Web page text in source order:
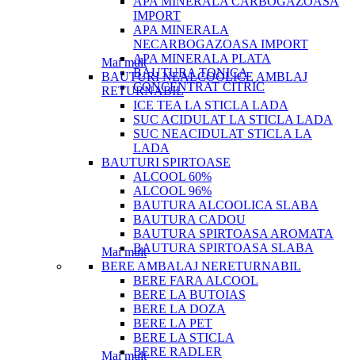
IMPORT
APA MINERALA
NECARBOGAZOASA IMPORT
APA MINERALA PLATA
BAUTURA TONICA
CONCENTRAT CITRIC
Mai mult
BAUTURI NEALCOOLICE AMBLAJ
RETURNABIL
ICE TEA LA STICLA LADA
SUC ACIDULAT LA STICLA LADA
SUC NEACIDULAT STICLA LA
LADA
BAUTURI SPIRTOASE
ALCOOL 60%
ALCOOL 96%
BAUTURA ALCOOLICA SLABA
BAUTURA CADOU
BAUTURA SPIRTOASA AROMATA
BAUTURA SPIRTOASA SLABA
Mai mult
BERE AMBALAJ NERETURNABIL
BERE FARA ALCOOL
BERE LA BUTOIAS
BERE LA DOZA
BERE LA PET
BERE LA STICLA
BERE RADLER
Mai mult